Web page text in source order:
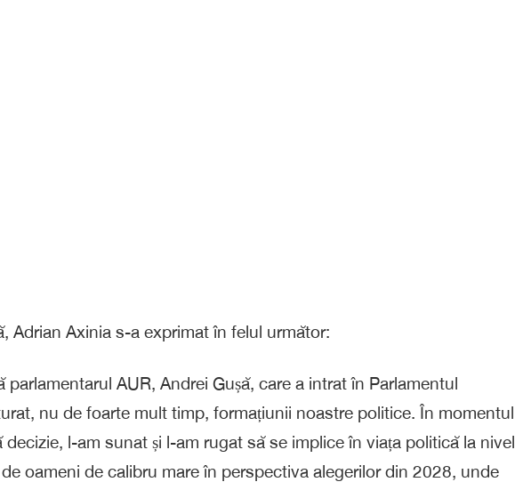
Adrian Axinia s-a exprimat în felul următor:
parlamentarul AUR, Andrei Gușă, care a intrat în Parlamentul
nu de foarte mult timp, formațiunii noastre politice. În momentul
l-am sunat și l-am rugat să se implice în viața politică la nivel
oameni de calibru mare în perspectiva alegerilor din 2028, unde